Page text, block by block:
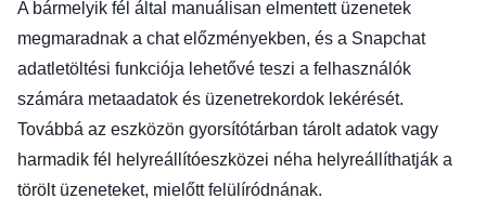
A bármelyik fél által manuálisan elmentett üzenetek
megmaradnak a chat előzményekben, és a Snapchat
adatletöltési funkciója lehetővé teszi a felhasználók
számára metaadatok és üzenetrekordok lekérését.
Továbbá az eszközön gyorsítótárban tárolt adatok vagy
harmadik fél helyreállítóeszközei néha helyreállíthatják a
törölt üzeneteket, mielőtt felülíródnának.